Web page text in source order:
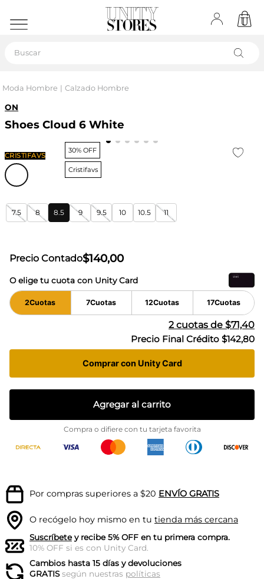
Moda Hombre Calzado Hombre
ON
Shoes Cloud 6 White
30% OFF
Cristifavs
CRISTIFAVS
7.5 8 8.5 9 9.5 10 10.5 11
Precio Contado$140,00
O elige tu cuota con Unity Card
2Cuotas 7Cuotas 12Cuotas 17Cuotas
2cuotas de $71,40
Precio Final Crédito $142,80
Comprar con Unity Card
Agregar al carrito
Compra o difiere con tu tarjeta favorita
Por compras superiores a $20 ENVÍO GRATIS
O recógelo hoy mismo en tu tienda más cercana
Suscríbetey recibe 5% OFF en tu primera compra.
10% OFF si es con Unity Card.
Cambios hasta 15 días y devoluciones
GRATISsegún nuestras políticas